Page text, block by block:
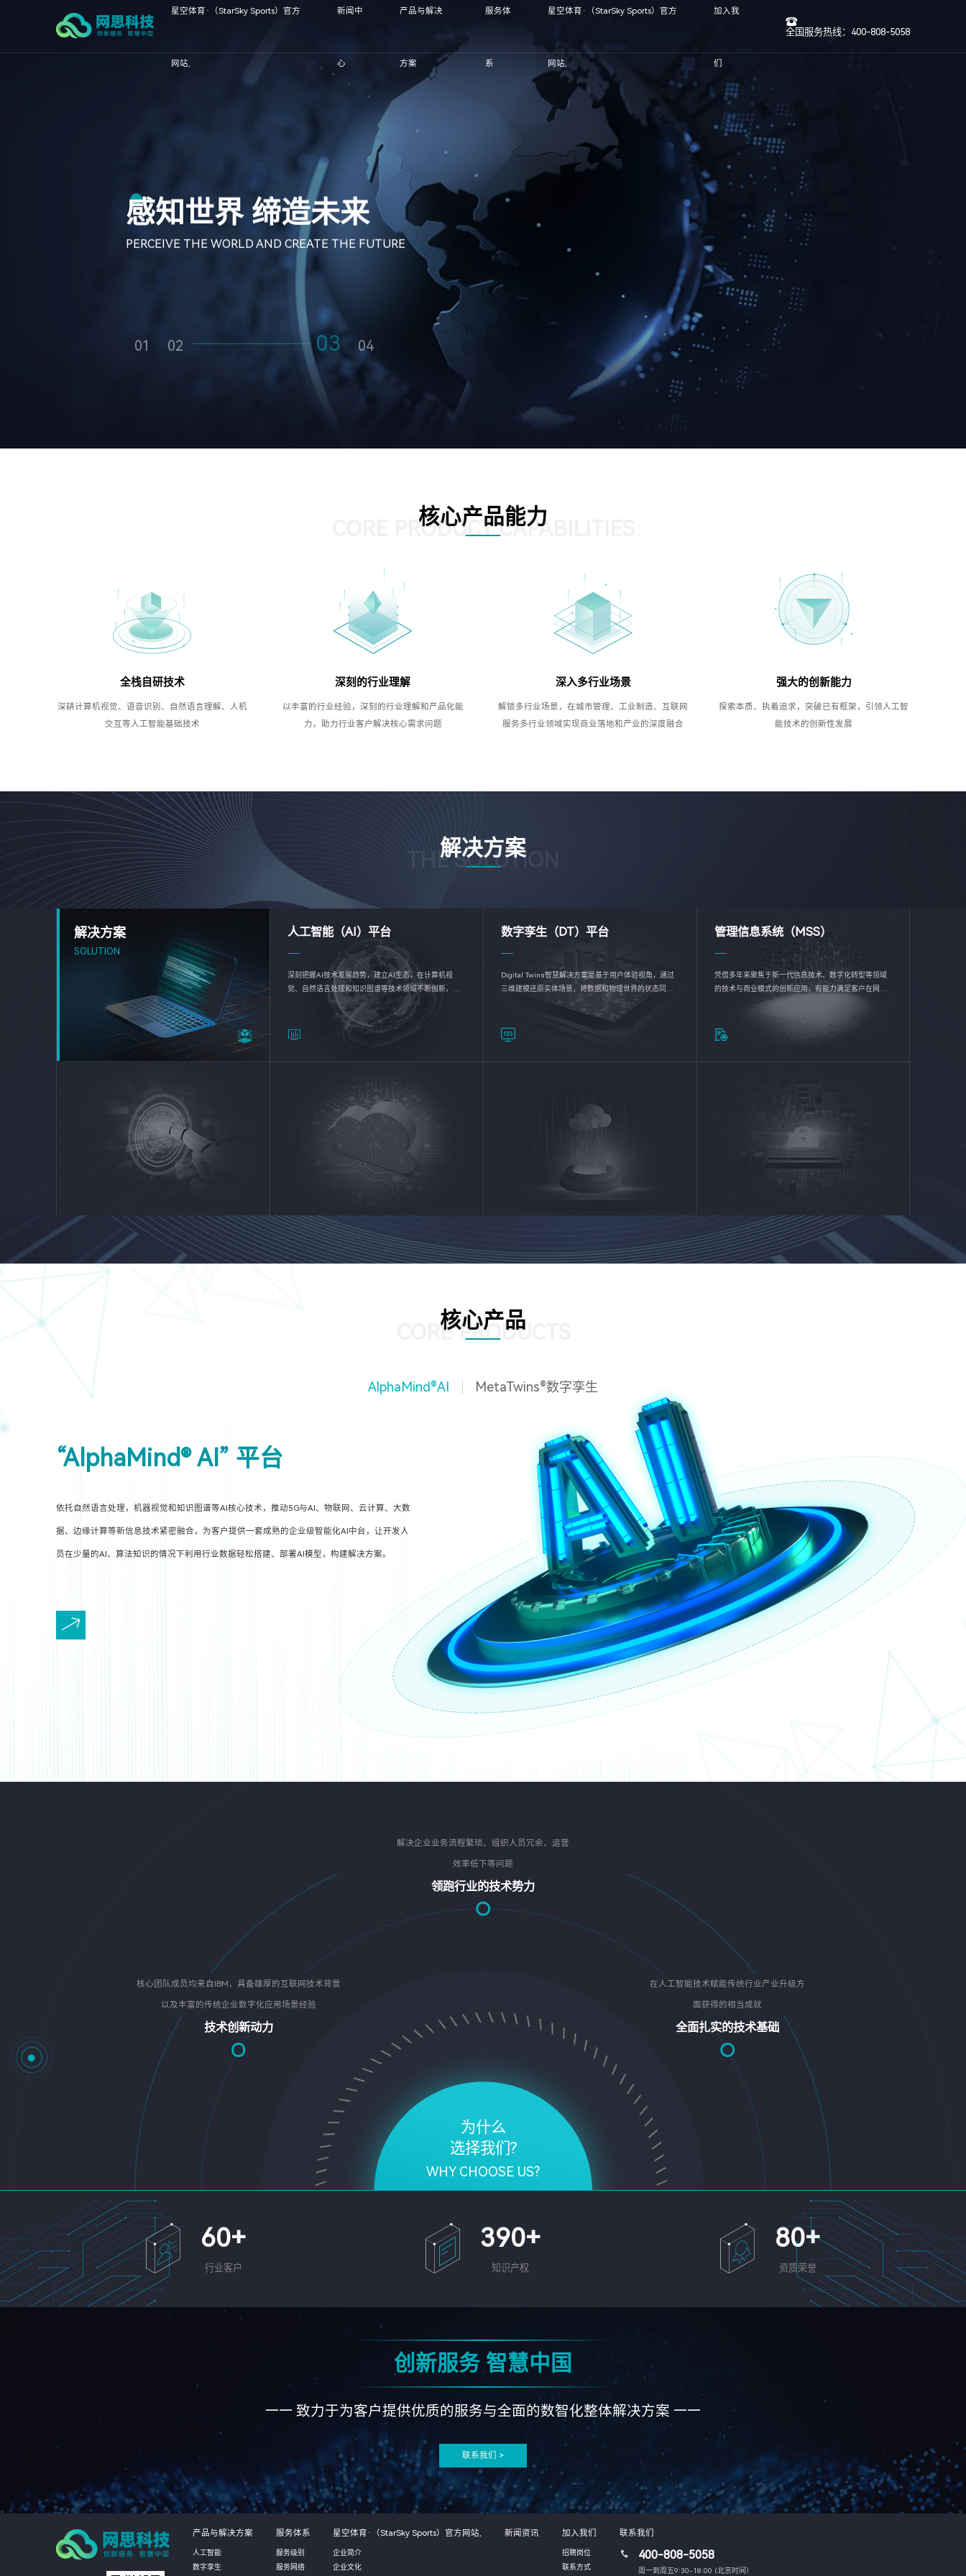
星空体育·（StarSky Sports）官方
网站,
新闻中
心
产品与解决
方案
服务体
系
星空体育·（StarSky Sports）官方
网站,
加入我
们
全国服务热线：400-808-5058
工匠精神+创新精神
双轮驱动 聚焦“智”造
强创新
01 02 03 04
核心产品能力
CORE PRODUCT CAPABILITIES
全栈自研技术
深耕计算机视觉、语音识别、自然语言理解、人机
交互等人工智能基础技术
深刻的行业理解
以丰富的行业经验，深刻的行业理解和产品化能
力，助力行业客户解决核心需求问题
深入多行业场景
解锁多行业场景，在城市管理、工业制造、互联网
服务多行业领域实现商业落地和产业的深度融合
强大的创新能力
探索本质、执着追求，突破已有框架，引领人工智
能技术的创新性发展
解决方案
THE SOLUTION
解决方案
SOLUTION
人工智能（AI）平台
深刻把握AI技术发展趋势，建立AI生态，在计算机视
觉、自然语言处理和知识图谱等技术领域不断创新，持
续优化企业数智化转型加速器—AlphaMind®AI能力开放
数字孪生（DT）平台
Digital Twins智慧解决方案是基于用户体验视角，通过
三维建模还原实体场景，将数据和物理世界的状态同步
呈现，使用户对关键数据有更直观的感受，推动各行业
完成智能化转型，实现新旧动能的转换
管理信息系统（MSS）
凭借多年来聚焦于新一代信息技术、数字化转型等领域
的技术与商业模式的创新应用，有能力满足客户在网络
优化、运营维护和信息安全防护等方面的需求，为客户
核心产品
CORE PRODUCTS
AlphaMind®AI MetaTwins®数字孪生
“AlphaMind® AI” 平台
依托自然语言处理，机器视觉和知识图谱等AI核心技术，推动5G与AI、物联网、云计算、大数
据、边缘计算等新信息技术紧密融合，为客户提供一套成熟的企业级智能化AI中台，让开发人
员在少量的AI、算法知识的情况下利用行业数据轻松搭建、部署AI模型，构建解决方案。
为什么
选择我们?
WHY CHOOSE US?
核心团队成员均来自IBM，具备雄厚的互联网技术背景
以及丰富的传统企业数字化应用场景经验
技术创新动力
解决企业业务流程繁琐、组织人员冗余、运营
效率低下等问题
领跑行业的技术势力
在人工智能技术赋能传统行业产业升级方
面获得的相当成就
全面扎实的技术基础
60+
行业客户
390+
知识产权
80+
资质荣誉
创新服务 智慧中国
—— 致力于为客户提供优质的服务与全面的数智化整体解决方案 ——
联系我们 >
产品与解决方案
人工智能
数字孪生
服务体系
服务级别
服务网络
星空体育·（StarSky Sports）官方网站,
企业简介
企业文化
新闻资讯 加入我们
招聘岗位
联系方式
联系我们
400-808-5058
周一到周五9:30-18:00 (北京时间）